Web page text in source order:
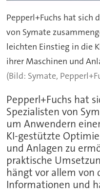
Pepperl+Fuchs hat sich
von Symate
leichten Einstieg in die
ihrer Maschinen und
(Bild: Symate,
Pepperl+Fuchs hat
Spezialisten von
um Anwendern
KI-gestützte
und Anlagen zu
praktische
hängt vor allem von
Informationen und